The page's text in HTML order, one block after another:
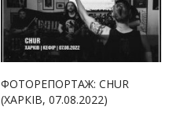
ФОТОРЕПОРТАЖ: CHUR
(ХАРКІВ, 07.08.2022)